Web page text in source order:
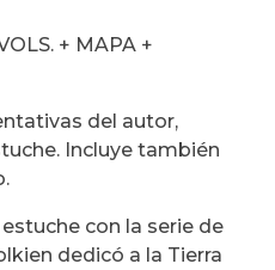
+ MAPA +
del autor,
Incluye también
con la serie de
dedicó a la Tierra